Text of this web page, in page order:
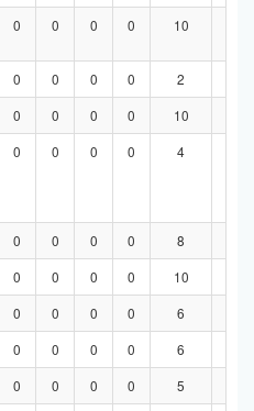
0 0 0 0 10
0 0 0 0 2
0 0 0 0 10
0 0 0 0 4
0 0 0 0 8
0 0 0 0 10
0 0 0 0 6
0 0 0 0 6
0 0 0 0 5